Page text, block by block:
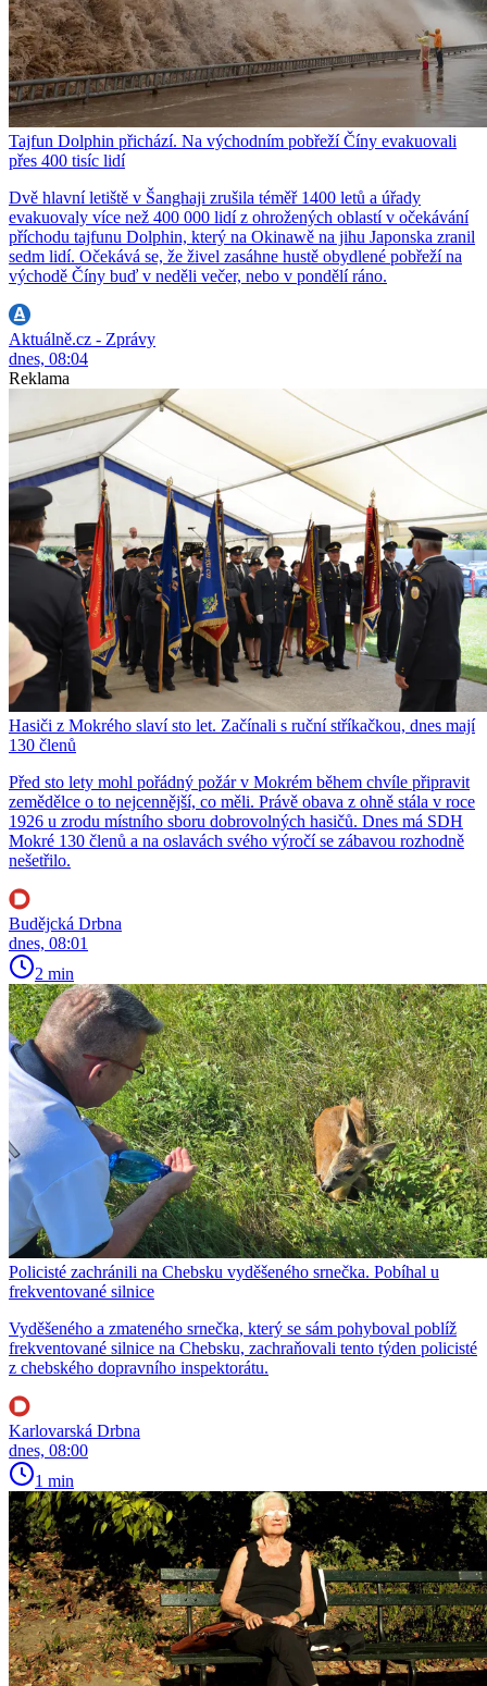
Tajfun Dolphin přichází. Na východním pobřeží Číny evakuovali
přes 400 tisíc lidí
Dvě hlavní letiště v Šanghaji zrušila téměř 1400 letů a úřady
evakuovaly více než 400 000 lidí z ohrožených oblastí v očekávání
příchodu tajfunu Dolphin, který na Okinawě na jihu Japonska zranil
sedm lidí. Očekává se, že živel zasáhne hustě obydlené pobřeží na
východě Číny buď v neděli večer, nebo v pondělí ráno.
Aktuálně.cz - Zprávy
dnes, 08:04
Reklama
Hasiči z Mokrého slaví sto let. Začínali s ruční stříkačkou, dnes mají
130 členů
Před sto lety mohl pořádný požár v Mokrém během chvíle připravit
zemědělce o to nejcennější, co měli. Právě obava z ohně stála v roce
1926 u zrodu místního sboru dobrovolných hasičů. Dnes má SDH
Mokré 130 členů a na oslavách svého výročí se zábavou rozhodně
nešetřilo.
Budějcká Drbna
dnes, 08:01
2 min
Policisté zachránili na Chebsku vyděšeného srnečka. Pobíhal u
frekventované silnice
Vyděšeného a zmateného srnečka, který se sám pohyboval poblíž
frekventované silnice na Chebsku, zachraňovali tento týden policisté
z chebského dopravního inspektorátu.
Karlovarská Drbna
dnes, 08:00
1 min